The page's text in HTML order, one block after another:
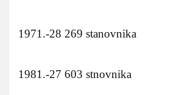
1971.-28 269 stanovnika
1981.-27 603 stnovnika